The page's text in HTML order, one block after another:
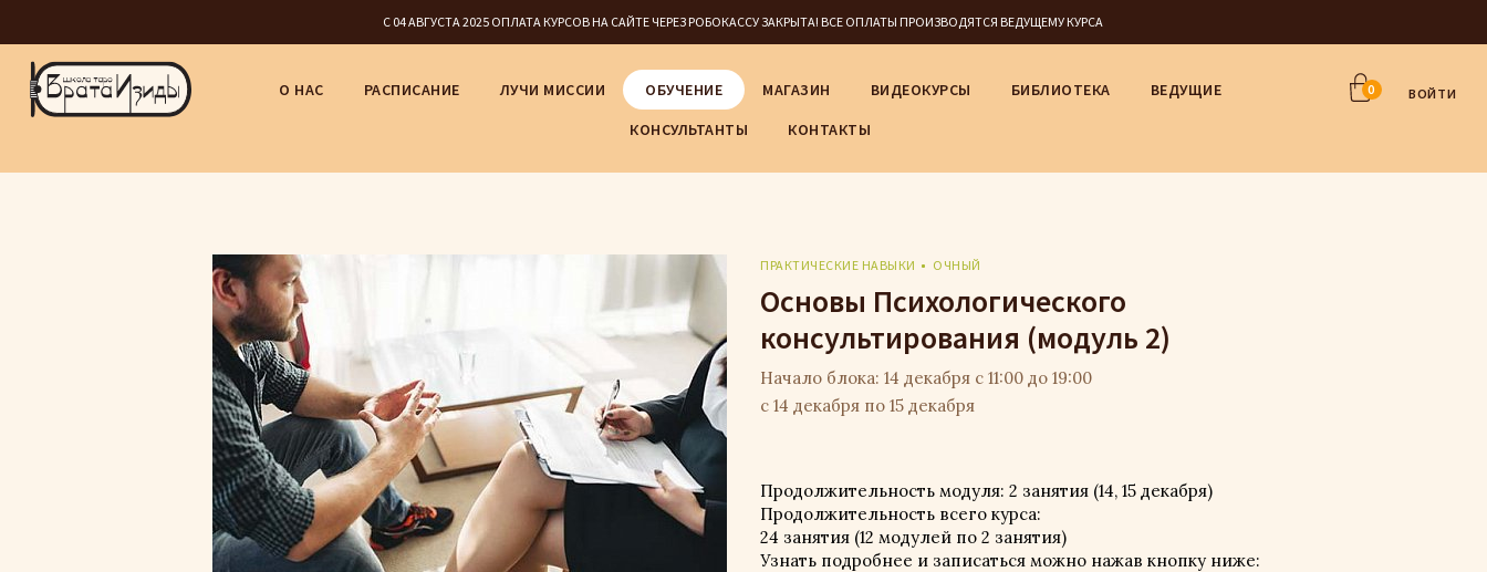
С 04 АВГУСТА 2025 ОПЛАТА КУРСОВ НА САЙТЕ ЧЕРЕЗ РОБОКАССУ ЗАКРЫТА! ВСЕ ОПЛАТЫ ПРОИЗВОДЯТСЯ ВЕДУЩЕМУ КУРСА
0 ВОЙТИ
О НАС РАСПИСАНИЕ ЛУЧИ МИССИИ ОБУЧЕНИЕ МАГАЗИН ВИДЕОКУРСЫ БИБЛИОТЕКА
ВЕДУЩИЕ
КОНСУЛЬТАНТЫ
КОНТАКТЫ
ПРАКТИЧЕСКИЕ НАВЫКИ ОЧНЫЙ
Основы Психологического
консультирования (модуль 2)
Начало блока: 14 декабря с 11:00 до 19:00
с 14 декабря по 15 декабря
Продолжительность модуля: 2 занятия (14, 15 декабря)
Продолжительность всего курса:
24 занятия (12 модулей по 2 занятия)
Узнать подробнее и записаться можно нажав кнопку ниже: